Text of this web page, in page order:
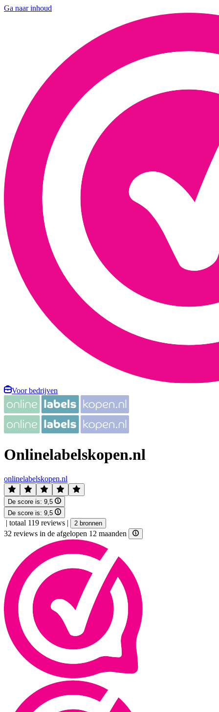
Ga naar inhoud
Voor bedrijven
Onlinelabelskopen.nl
onlinelabelskopen.nl
De score is: 9,5
De score is: 9,5
| totaal 119 reviews | 2 bronnen
32 reviews in de afgelopen 12 maanden